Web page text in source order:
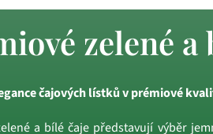
zelené a
čajových lístků v prémiové
a bílé čaje představují výběr